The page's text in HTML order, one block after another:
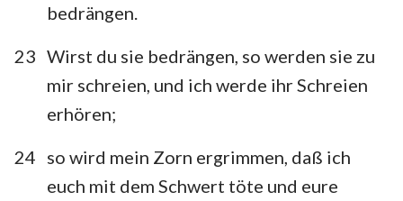
bedrängen.
23 Wirst du sie bedrängen, so werden sie zu
mir schreien, und ich werde ihr Schreien
erhören;
24 so wird mein Zorn ergrimmen, daß ich
euch mit dem Schwert töte und eure